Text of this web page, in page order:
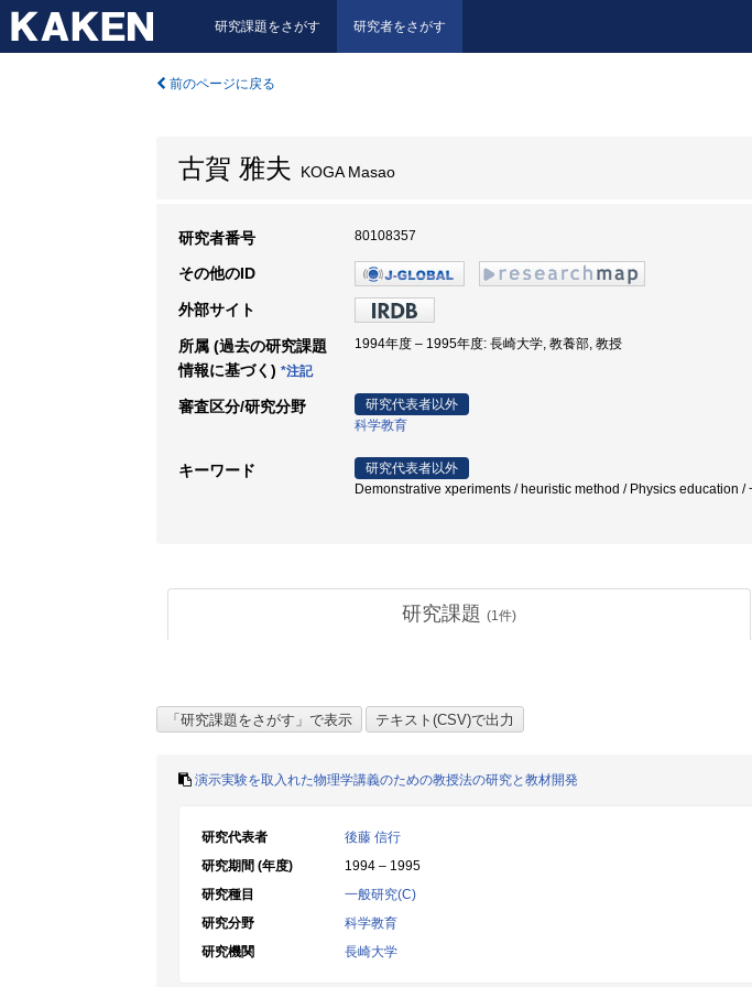
研究課題をさがす 研究者をさがす
前のページに戻る
古賀 雅夫 KOGA Masao
研究者番号 80108357
その他のID
外部サイト
所属 (過去の研究課題
情報に基づく) *注記
1994年度 – 1995年度: 長崎大学, 教養部, 教授
審査区分/研究分野
研究代表者以外
科学教育
キーワード
研究代表者以外
Demonstrative xperiments / heuristic method / Physics education
研究課題 (1件)
演示実験を取入れた物理学講義のための教授法の研究と教材開発
研究代表者
後藤 信行
研究期間 (年度)
1994 – 1995
研究種目
一般研究(C)
研究分野
科学教育
研究機関
長崎大学